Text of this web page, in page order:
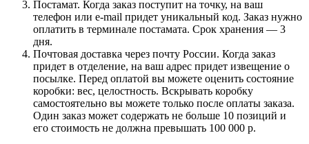
Постамат. Когда заказ поступит на точку, на ваш
телефон или e-mail придет уникальный код. Заказ нужно
оплатить в терминале постамата. Срок хранения — 3
дня.
Почтовая доставка через почту России. Когда заказ
придет в отделение, на ваш адрес придет извещение о
посылке. Перед оплатой вы можете оценить состояние
коробки: вес, целостность. Вскрывать коробку
самостоятельно вы можете только после оплаты заказа.
Один заказ может содержать не больше 10 позиций и
его стоимость не должна превышать 100 000 р.